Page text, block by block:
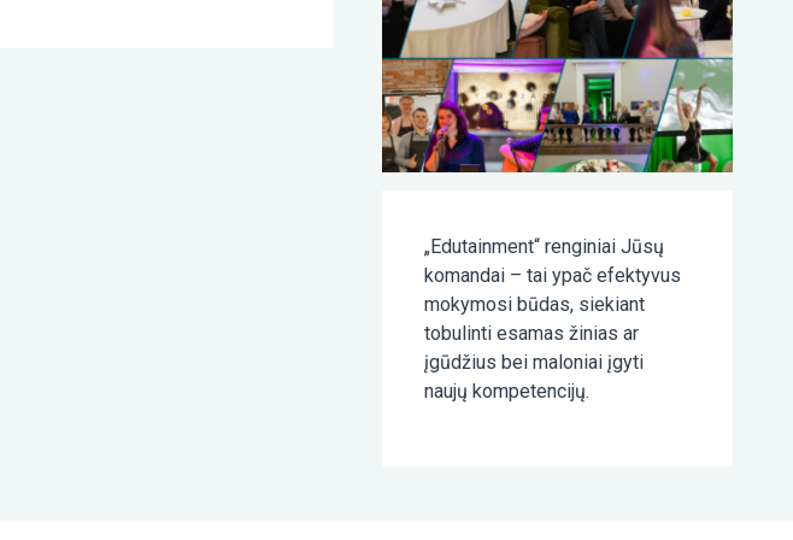
„Edutainment“ renginiai Jūsų
komandai – tai ypač efektyvus
mokymosi būdas, siekiant
tobulinti esamas žinias ar
įgūdžius bei maloniai įgyti
naujų kompetencijų.